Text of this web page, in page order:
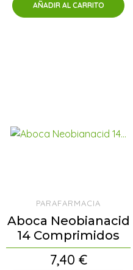
AÑADIR AL CARRITO
PARAFARMACIA
Aboca Neobianacid
14 Comprimidos
Precio
7,40 €